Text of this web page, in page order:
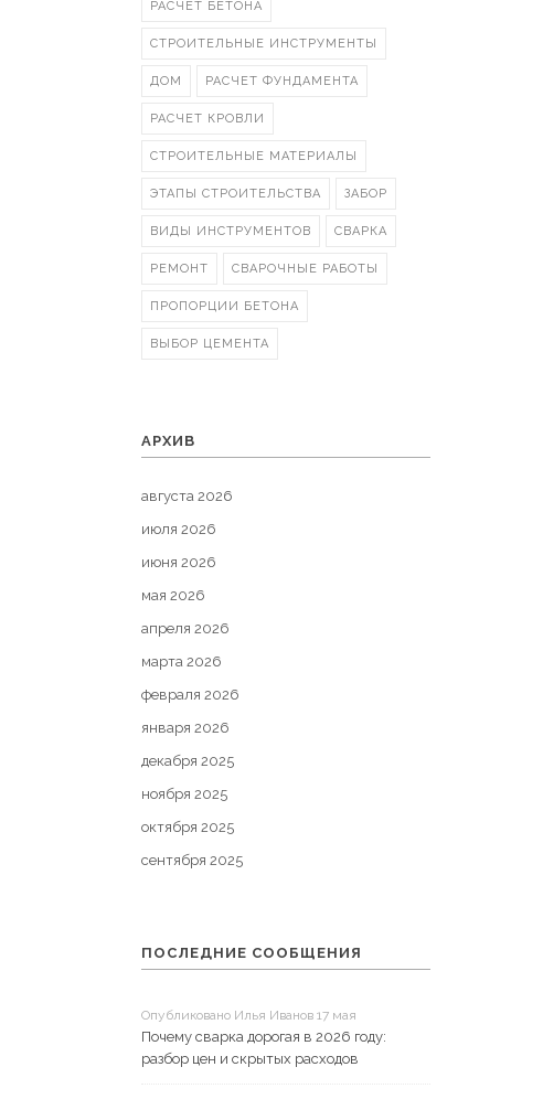
РАСЧЕТ БЕТОНА
СТРОИТЕЛЬНЫЕ ИНСТРУМЕНТЫ
ДОМ РАСЧЕТ ФУНДАМЕНТА
РАСЧЕТ КРОВЛИ
СТРОИТЕЛЬНЫЕ МАТЕРИАЛЫ
ЭТАПЫ СТРОИТЕЛЬСТВА ЗАБОР
ВИДЫ ИНСТРУМЕНТОВ СВАРКА
РЕМОНТ СВАРОЧНЫЕ РАБОТЫ
ПРОПОРЦИИ БЕТОНА
ВЫБОР ЦЕМЕНТА
АРХИВ
августа 2026
июля 2026
июня 2026
мая 2026
апреля 2026
марта 2026
февраля 2026
января 2026
декабря 2025
ноября 2025
октября 2025
сентября 2025
ПОСЛЕДНИЕ СООБЩЕНИЯ
Опубликовано Илья Иванов 17 мая
Почему сварка дорогая в 2026 году:
разбор цен и скрытых расходов